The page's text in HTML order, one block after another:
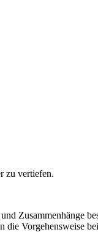
zu vertiefen.
Zusammenhänge
Vorgehensweise